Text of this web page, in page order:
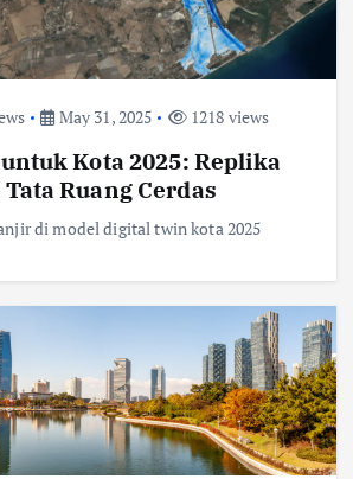
May 31, 2025 1218 views
Kota 2025: Replika
Ruang Cerdas
di model digital twin kota 2025